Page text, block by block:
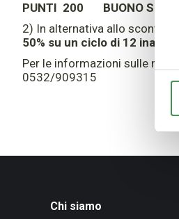
PUNTI 200 BUONO
2) In alternativa allo sconto di
50% su un ciclo di 12
Per le informazioni sulle
0532/909315
Chi siamo